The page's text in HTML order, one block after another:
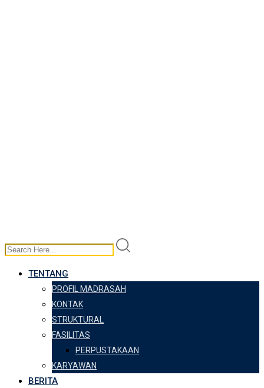
TENTANG
PROFIL MADRASAH
KONTAK
STRUKTURAL
FASILITAS
PERPUSTAKAAN
KARYAWAN
BERITA